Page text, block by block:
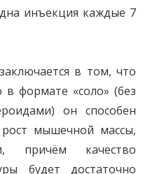
инъекция каждые 7
в том, что
формате «соло» (без
он способен
мышечной массы,
причём качество
будет достаточно